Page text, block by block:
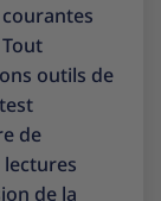
outils de
de
de la